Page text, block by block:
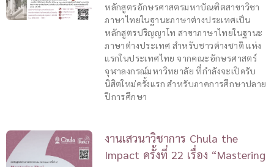
หลักสูตรอักษรศาสตรมหาบัณฑิตสาขาวิชา
ภาษาไทยในฐานะภาษาต่างประเทศเป็น
หลักสูตรปริญญาโท สาขาภาษาไทยในฐานะ
ภาษาต่างประเทศ สำหรับชาวต่างชาติ แห่ง
แรกในประเทศไทย จากคณะอักษรศาสตร์
จุฬาลงกรณ์มหาวิทยาลัย ที่กำลังจะเปิดรับ
นิสิตใหม่ครั้งแรก สำหรับภาคการศึกษาปลาย
ปีการศึกษา
งานเสวนาวิชาการ Chula the
Impact ครั้งที่ 22 เรื่อง “Mastering